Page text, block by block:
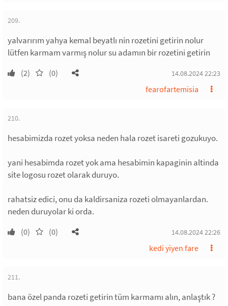
209.
yalvarırım yahya kemal beyatlı nin rozetini getirin nolur
lütfen karmam varmış nolur su adamın bir rozetini getirin
(2) (0) 14.08.2024 22:23
fearofartemisia
210.
hesabimizda rozet yoksa neden hala rozet isareti gozukuyo.
yani hesabimda rozet yok ama hesabimin kapaginin altinda
site logosu rozet olarak duruyo.
rahatsiz edici, onu da kaldirsaniza rozeti olmayanlardan.
neden duruyolar ki orda.
(0) (0) 14.08.2024 22:26
kedi yiyen fare
211.
bana özel panda rozeti getirin tüm karmamı alın, anlaştık ?